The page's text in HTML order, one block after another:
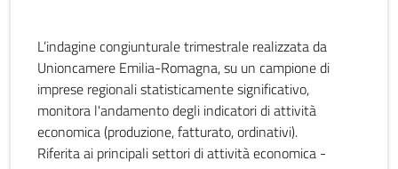
L’indagine congiunturale trimestrale realizzata da
Unioncamere Emilia-Romagna, su un campione di
imprese regionali statisticamente significativo,
monitora l'andamento degli indicatori di attività
economica (produzione, fatturato, ordinativi).
Riferita ai principali settori di attività economica -